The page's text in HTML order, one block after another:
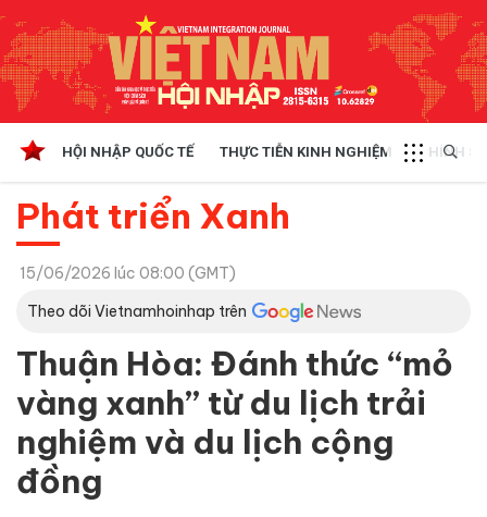
HỘI NHẬP QUỐC TẾ THỰC TIỄN KINH NGHIỆM CHÍNH
Phát triển Xanh
15/06/2026 lúc 08:00 (GMT)
Theo dõi Vietnamhoinhap trên
Thuận Hòa: Đánh thức “mỏ
vàng xanh” từ du lịch trải
nghiệm và du lịch cộng
đồng